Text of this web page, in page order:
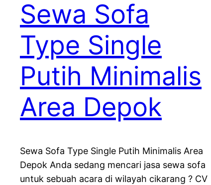
Sewa Sofa
Type Single
Putih Minimalis
Area Depok
Sewa Sofa Type Single Putih Minimalis Area
Depok Anda sedang mencari jasa sewa sofa
untuk sebuah acara di wilayah cikarang ? CV